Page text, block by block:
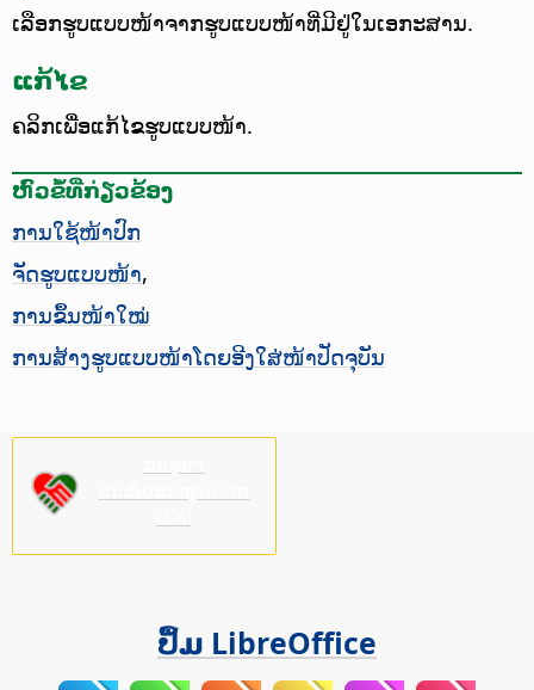
ເລືອກຮູບແບບໜ້າຈາກຮູບແບບໜ້າທີ່ມີຢູ່ໃນເອກະສານ.
ແກ້ໄຂ
ຄລິກເພື່ອແກ້ໄຂຮູບແບບໜ້າ.
ຫົວຂໍ້ທີ່ກ່ຽວຂ້ອງ
ການໃຊ້ໜ້າປົກ
ຈັດຮູບແບບໜ້າ,
ການຂຶ້ນໜ້າໃໝ່
ການສ້າງຮູບແບບໜ້າໂດຍອີງໃສ່ໜ້າປັດຈຸບັນ
ປຶ້ມ LibreOffice